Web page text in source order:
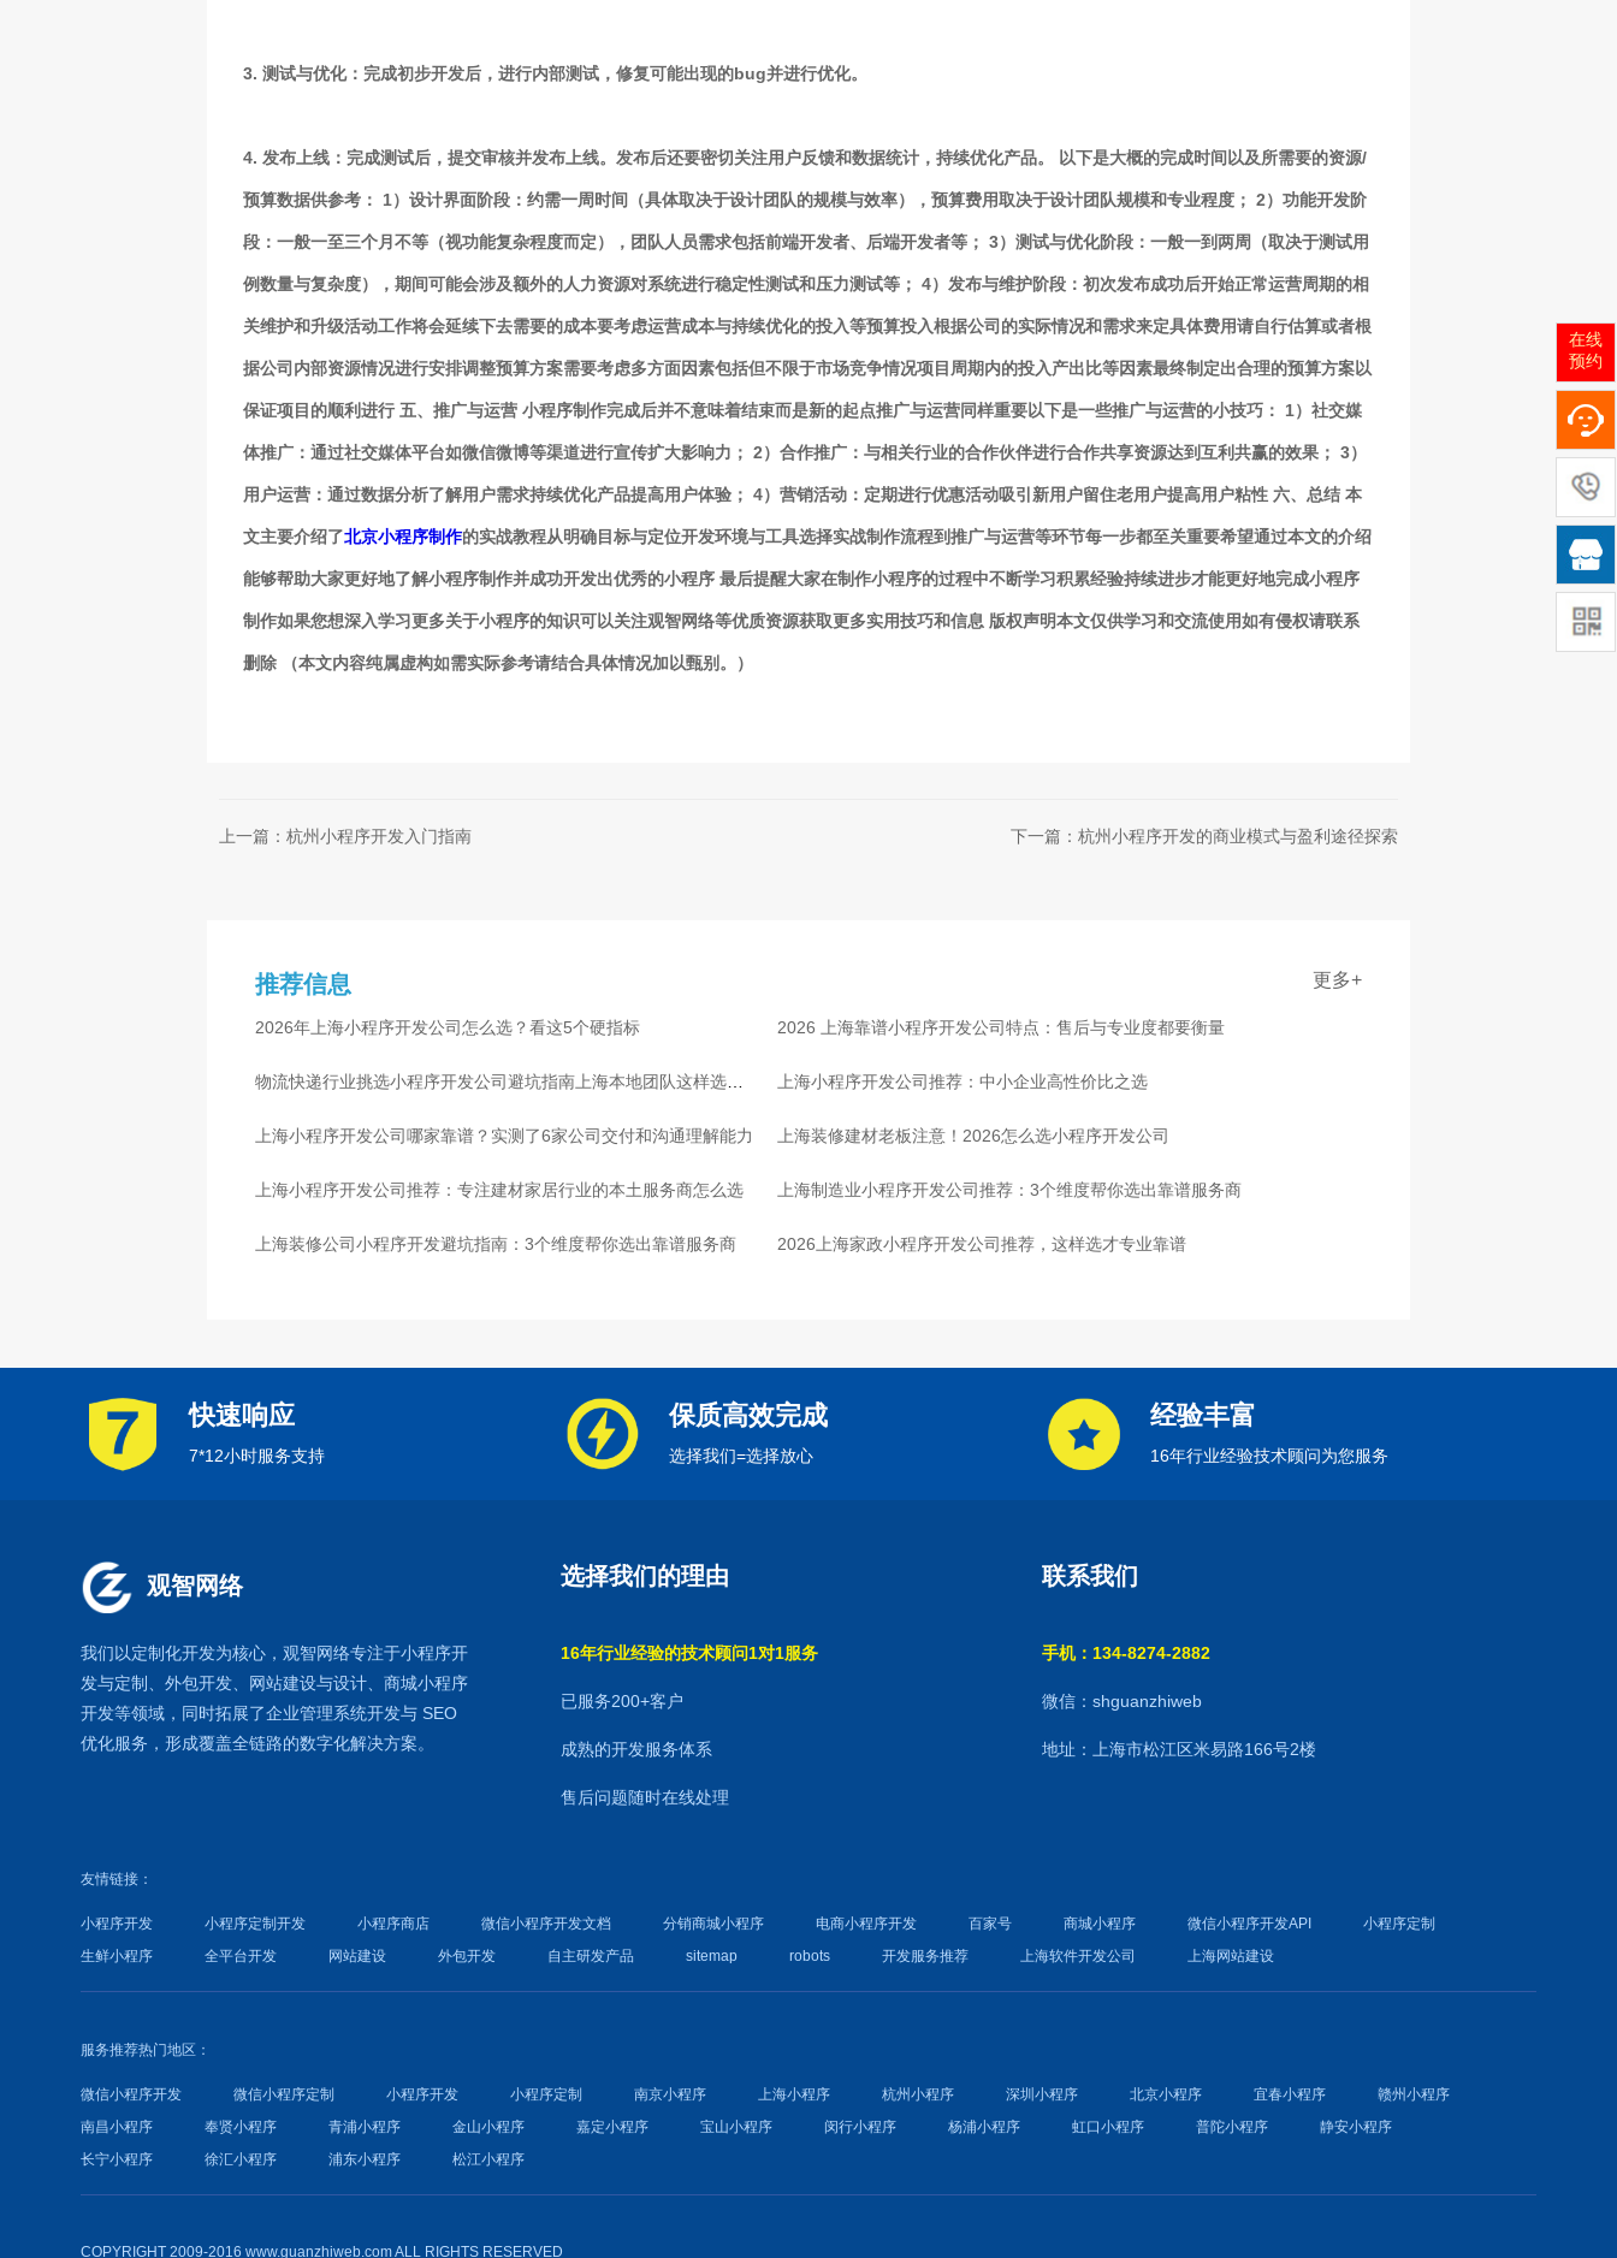
3. 测试与优化：完成初步开发后，进行内部测试，修复可能出现的bug并进行优化。
4. 发布上线：完成测试后，提交审核并发布上线。发布后还要密切关注用户反馈和数据统计，持续优化产品。 以下是大概的完成时间以及所需要的资源/
预算数据供参考： 1）设计界面阶段：约需一周时间（具体取决于设计团队的规模与效率），预算费用取决于设计团队规模和专业程度； 2）功能开发阶
段：一般一至三个月不等（视功能复杂程度而定），团队人员需求包括前端开发者、后端开发者等； 3）测试与优化阶段：一般一到两周（取决于测试用
例数量与复杂度），期间可能会涉及额外的人力资源对系统进行稳定性测试和压力测试等； 4）发布与维护阶段：初次发布成功后开始正常运营周期的相
关维护和升级活动工作将会延续下去需要的成本要考虑运营成本与持续优化的投入等预算投入根据公司的实际情况和需求来定具体费用请自行估算或者根
据公司内部资源情况进行安排调整预算方案需要考虑多方面因素包括但不限于市场竞争情况项目周期内的投入产出比等因素最终制定出合理的预算方案以
保证项目的顺利进行 五、推广与运营 小程序制作完成后并不意味着结束而是新的起点推广与运营同样重要以下是一些推广与运营的小技巧： 1）社交媒
体推广：通过社交媒体平台如微信微博等渠道进行宣传扩大影响力； 2）合作推广：与相关行业的合作伙伴进行合作共享资源达到互利共赢的效果； 3）
用户运营：通过数据分析了解用户需求持续优化产品提高用户体验； 4）营销活动：定期进行优惠活动吸引新用户留住老用户提高用户粘性 六、总结 本
文主要介绍了北京小程序制作的实战教程从明确目标与定位开发环境与工具选择实战制作流程到推广与运营等环节每一步都至关重要希望通过本文的介绍
能够帮助大家更好地了解小程序制作并成功开发出优秀的小程序 最后提醒大家在制作小程序的过程中不断学习积累经验持续进步才能更好地完成小程序
制作如果您想深入学习更多关于小程序的知识可以关注观智网络等优质资源获取更多实用技巧和信息 版权声明本文仅供学习和交流使用如有侵权请联系
删除 （本文内容纯属虚构如需实际参考请结合具体情况加以甄别。）
上一篇：杭州小程序开发入门指南 下一篇：杭州小程序开发的商业模式与盈利途径探索
推荐信息 更多+
2026年上海小程序开发公司怎么选？看这5个硬指标 2026 上海靠谱小程序开发公司特点：售后与专业度都要衡量
物流快递行业挑选小程序开发公司避坑指南上海本地团队这样选放
心
上海小程序开发公司推荐：中小企业高性价比之选
上海小程序开发公司哪家靠谱？实测了6家公司交付和沟通理解能力 上海装修建材老板注意！2026怎么选小程序开发公司
上海小程序开发公司推荐：专注建材家居行业的本土服务商怎么选 上海制造业小程序开发公司推荐：3个维度帮你选出靠谱服务商
上海装修公司小程序开发避坑指南：3个维度帮你选出靠谱服务商 2026上海家政小程序开发公司推荐，这样选才专业靠谱
快速响应
7*12小时服务支持
保质高效完成
选择我们=选择放心
经验丰富
16年行业经验技术顾问为您服务
观智网络
我们以定制化开发为核心，观智网络专注于小程序开
发与定制、外包开发、 网站建设与设计、商城小程序
开发等领域，同时拓展了企业管理系统开发与 SEO
优化服务，形成覆盖全链路的数字化解决方案。
选择我们的理由
16年行业经验的技术顾问1对1服务
已服务200+客户
成熟的开发服务体系
售后问题随时在线处理
联系我们
手机：134-8274-2882
微信：shguanzhiweb
地址：上海市松江区米易路166号2楼
友情链接：
小程序开发 小程序定制开发 小程序商店 微信小程序开发文档 分销商城小程序 电商小程序开发 百家号 商城小程序 微信小程序开发API
小程序定制
生鲜小程序
全平台开发 网站建设 外包开发 自主研发产品 sitemap robots 开发服务推荐 上海软件开发公司 上海网站建设
服务推荐热门地区：
微信小程序开发 微信小程序定制 小程序开发 小程序定制 南京小程序 上海小程序 杭州小程序 深圳小程序 北京小程序 宜春小程序
赣州小程序
南昌小程序
奉贤小程序 青浦小程序 金山小程序 嘉定小程序 宝山小程序 闵行小程序 杨浦小程序 虹口小程序 普陀小程序
静安小程序
长宁小程序
徐汇小程序 浦东小程序 松江小程序
COPYRIGHT 2009-2016 www.guanzhiweb.com ALL RIGHTS RESERVED
在线
预约
